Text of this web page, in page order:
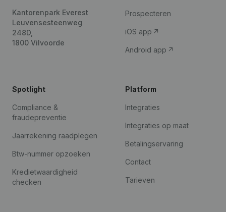
Kantorenpark Everest
Leuvensesteenweg
248D,
1800 Vilvoorde
Prospecteren
iOS app
Android app
Spotlight
Compliance &
fraudepreventie
Jaarrekening raadplegen
Btw-nummer opzoeken
Kredietwaardigheid
checken
Platform
Integraties
Integraties op maat
Betalingservaring
Contact
Tarieven